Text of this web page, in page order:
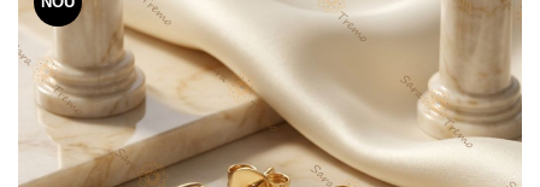
Bijuterii pentru barbati
Inele
Lanturi
Bratari
Talismane